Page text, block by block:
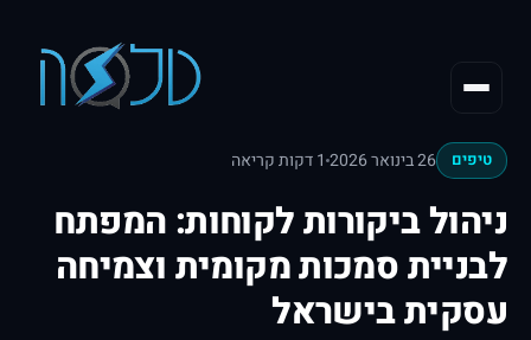
טיפים 26 בינואר 2026 1 דקות קריאה
ניהול ביקורות לקוחות: המפתח
לבניית סמכות מקומית וצמיחה
עסקית בישראל